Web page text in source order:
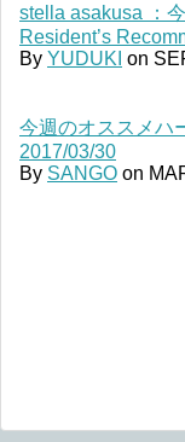
stella asakusa ：
Resident’s
By YUDUKI on
今週のオススメハ
2017/03/30
By SANGO on